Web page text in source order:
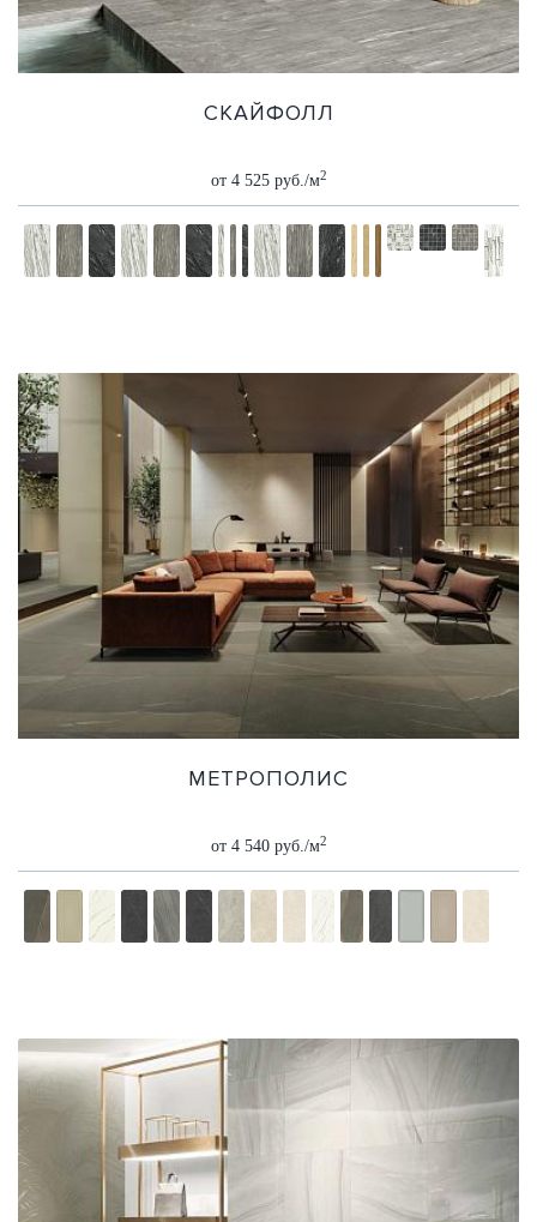
СКАЙФОЛЛ
от 4 525 руб./м2
МЕТРОПОЛИС
от 4 540 руб./м2